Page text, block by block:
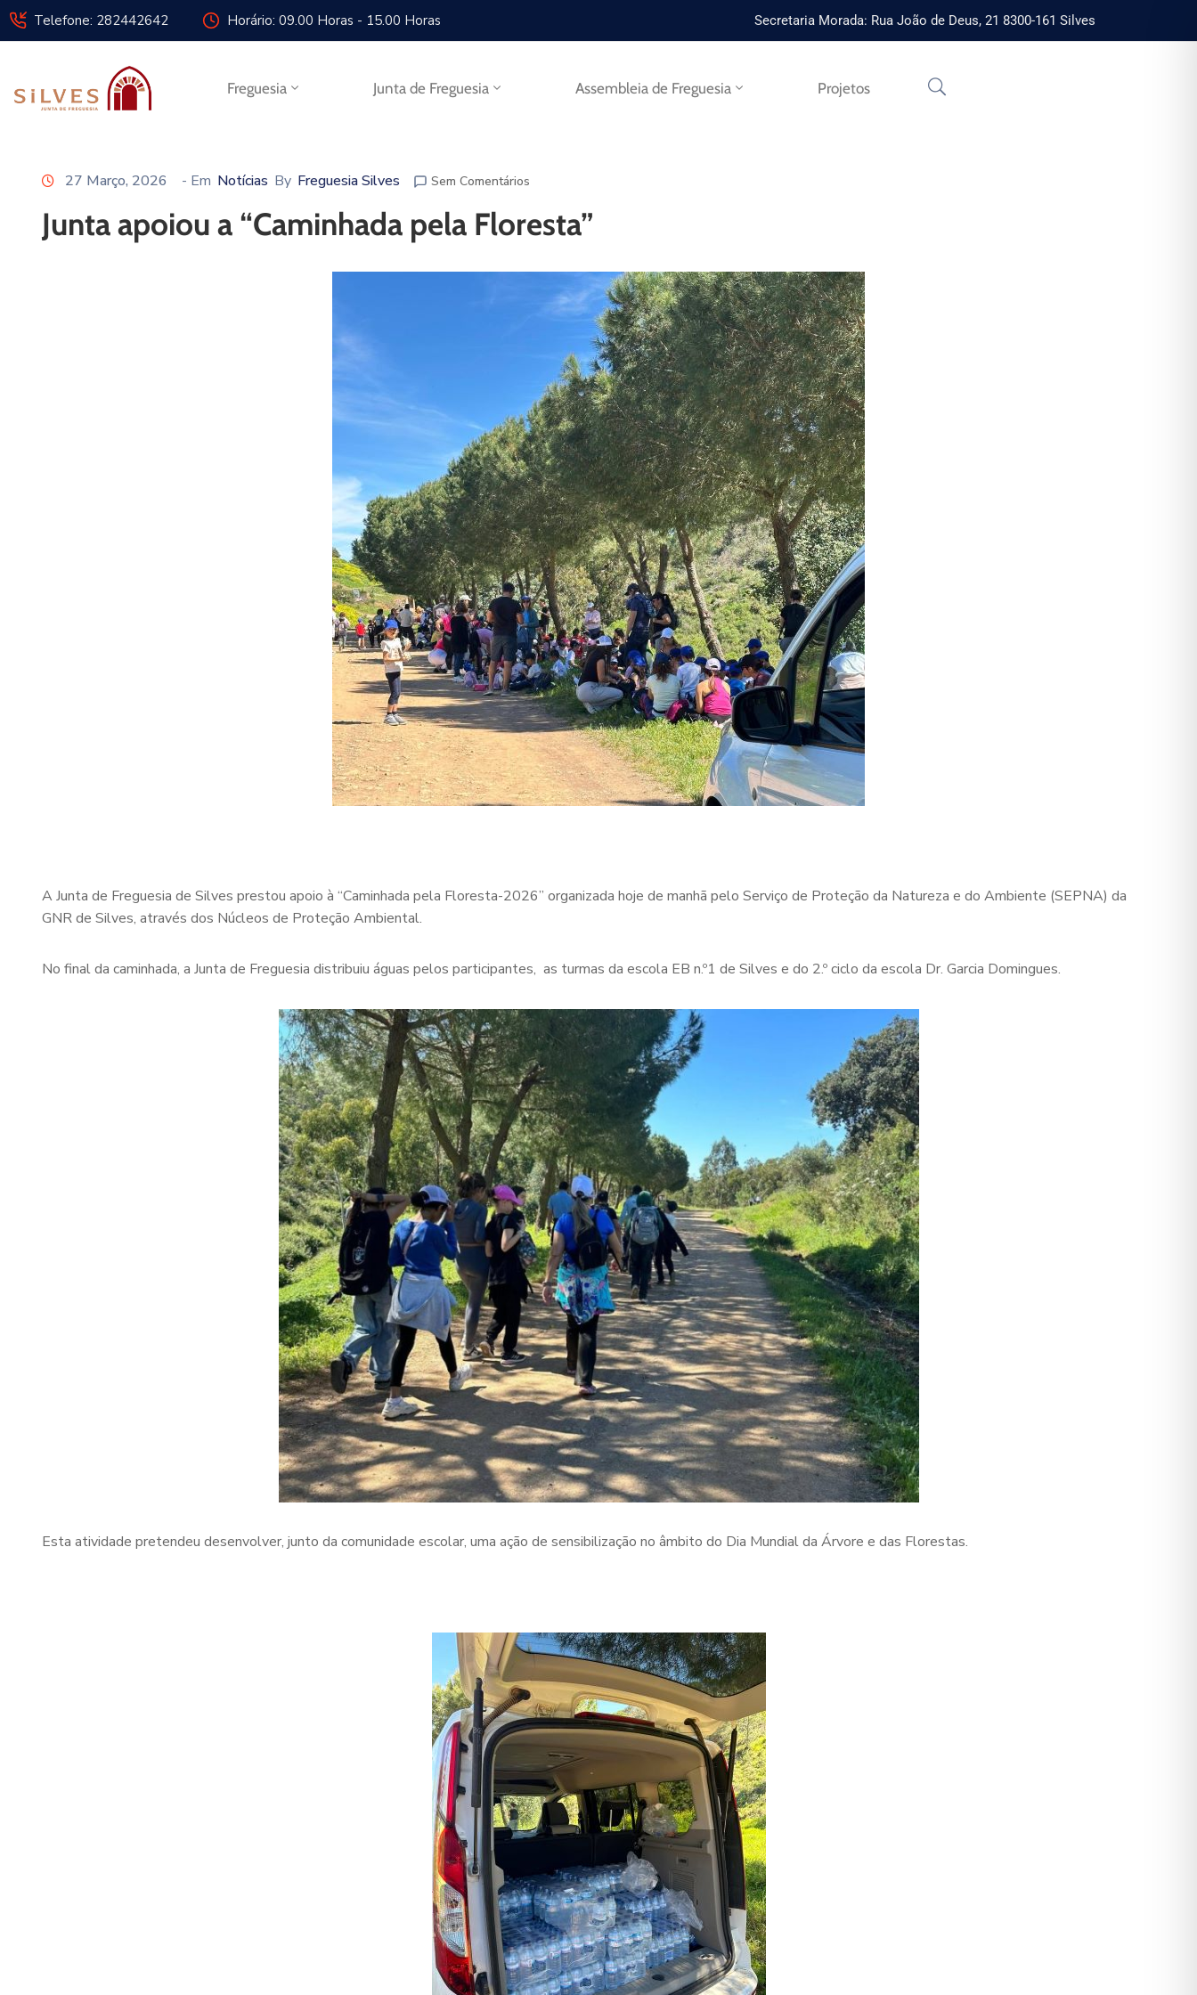
Telefone: 282442642 Horário: 09.00 Horas - 15.00 Horas Secretaria Morada: Rua João de Deus, 21 8300-161 Silves
Freguesia Junta de Freguesia Assembleia de Freguesia Projetos
27 Março, 2026 - Em Notícias By Freguesia Silves Sem Comentários
Junta apoiou a “Caminhada pela Floresta”
A Junta de Freguesia de Silves prestou apoio à “Caminhada pela Floresta-2026” organizada hoje de manhã pelo Serviço de Proteção da Natureza e do Ambiente (SEPNA) da
GNR de Silves, através dos Núcleos de Proteção Ambiental.
No final da caminhada, a Junta de Freguesia distribuiu águas pelos participantes, as turmas da escola EB n.º1 de Silves e do 2.º ciclo da escola Dr. Garcia Domingues.
Esta atividade pretendeu desenvolver, junto da comunidade escolar, uma ação de sensibilização no âmbito do Dia Mundial da Árvore e das Florestas.